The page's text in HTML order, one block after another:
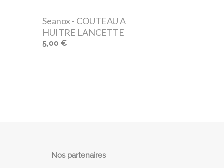
Seanox- COUTEAU A
HUITRE LANCETTE
5,00 €
Nos partenaires